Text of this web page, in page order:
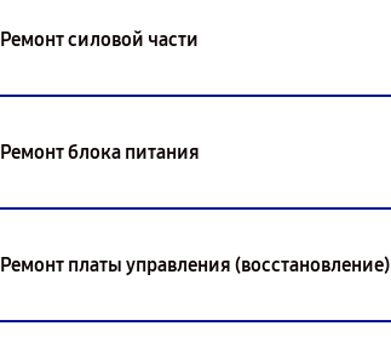
Ремонт силовой части
Ремонт блока питания
Ремонт платы управления (восстановление)